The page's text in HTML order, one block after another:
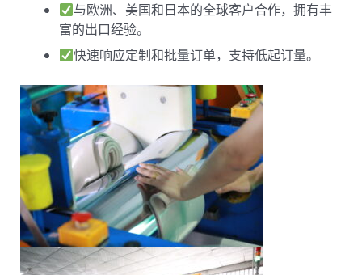
与欧洲、美国和日本的全球客户合作，拥有丰
富的出口经验。
快速响应定制和批量订单，支持低起订量。